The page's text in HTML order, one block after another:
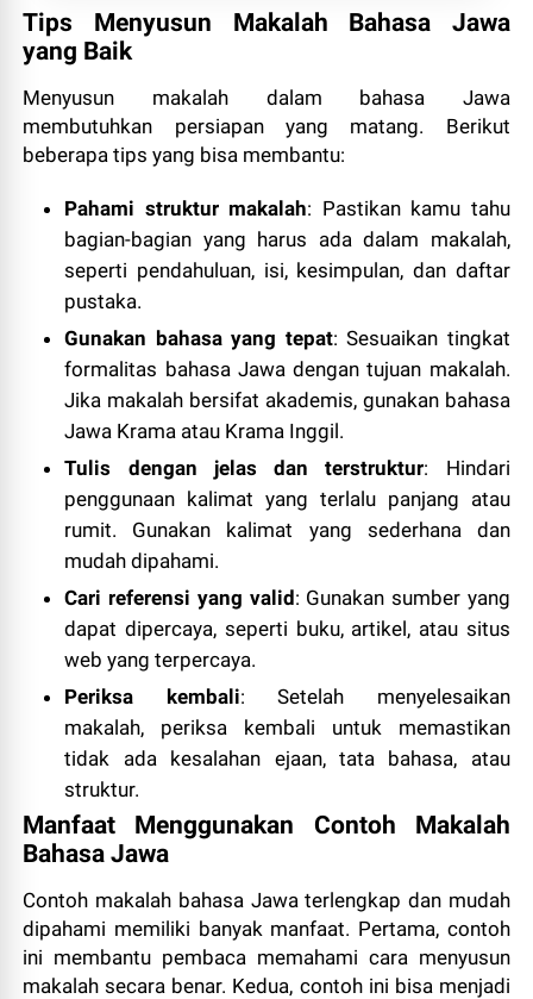
Tips Menyusun Makalah Bahasa Jawa
yang Baik
Menyusun makalah dalam bahasa Jawa
membutuhkan persiapan yang matang. Berikut
beberapa tips yang bisa membantu:
Pahami struktur makalah: Pastikan kamu tahu
bagian-bagian yang harus ada dalam makalah,
seperti pendahuluan, isi, kesimpulan, dan daftar
pustaka.
Gunakan bahasa yang tepat: Sesuaikan tingkat
formalitas bahasa Jawa dengan tujuan makalah.
Jika makalah bersifat akademis, gunakan bahasa
Jawa Krama atau Krama Inggil.
Tulis dengan jelas dan terstruktur: Hindari
penggunaan kalimat yang terlalu panjang atau
rumit. Gunakan kalimat yang sederhana dan
mudah dipahami.
Cari referensi yang valid: Gunakan sumber yang
dapat dipercaya, seperti buku, artikel, atau situs
web yang terpercaya.
Periksa kembali: Setelah menyelesaikan
makalah, periksa kembali untuk memastikan
tidak ada kesalahan ejaan, tata bahasa, atau
struktur.
Manfaat Menggunakan Contoh Makalah
Bahasa Jawa
Contoh makalah bahasa Jawa terlengkap dan mudah
dipahami memiliki banyak manfaat. Pertama, contoh
ini membantu pembaca memahami cara menyusun
makalah secara benar. Kedua, contoh ini bisa menjadi